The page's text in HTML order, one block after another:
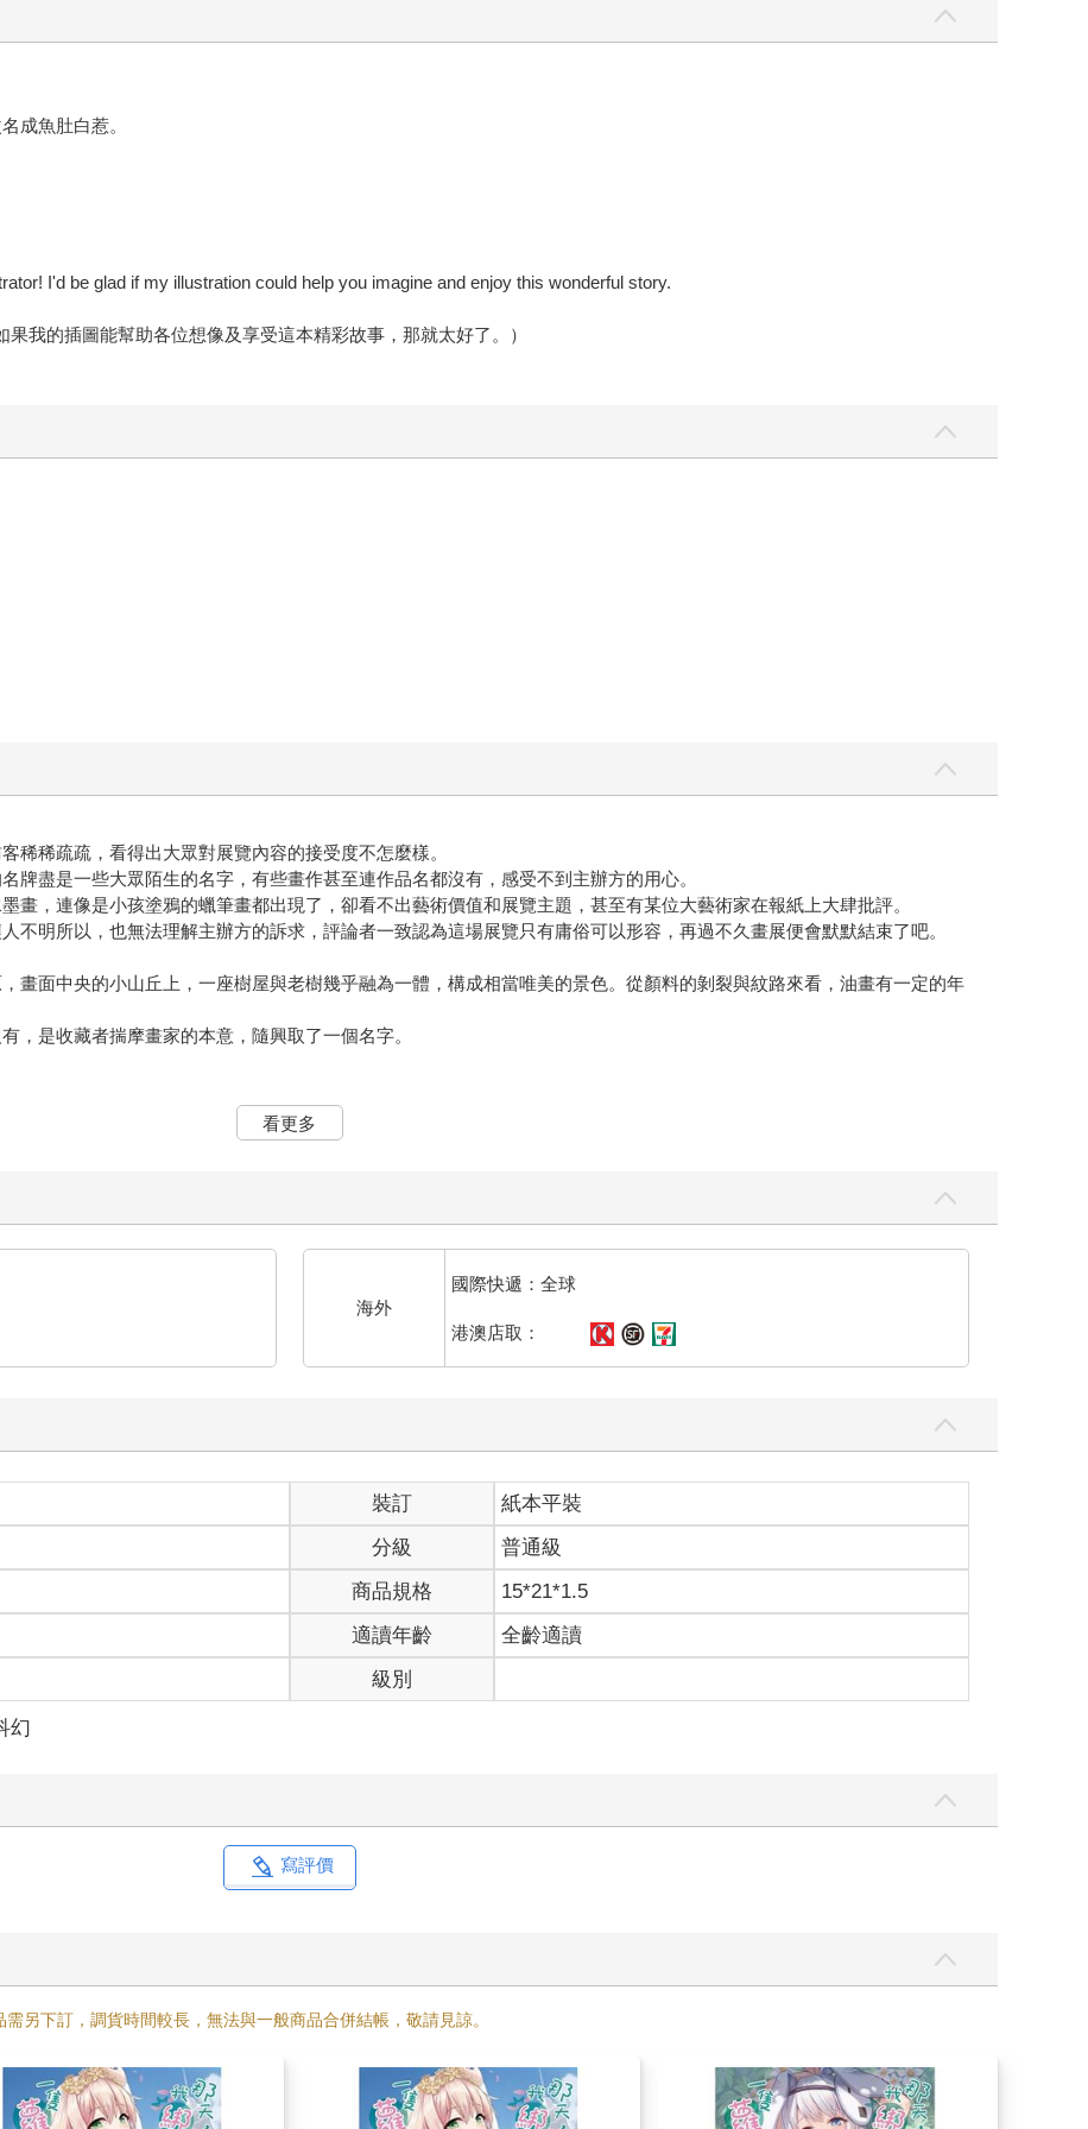
成魚肚白惹。
I'd be glad if my illustration could help you imagine and enjoy this wonderful story.
我的插圖能幫助各位想像及享受這本精彩故事，那就太好了。）
稀稀疏疏，看得出大眾對展覽內容的接受度不怎麼樣。
牌盡是一些大眾陌生的名字，有些畫作甚至連作品名都沒有，感受不到主辦方的用心。
畫，連像是小孩塗鴉的蠟筆畫都出現了，卻看不出藝術價值和展覽主題，甚至有某位大藝術家在報紙上大肆批評。
不明所以，也無法理解主辦方的訴求，評論者一致認為這場展覽只有庸俗可以形容，再過不久畫展便會默默結束了吧。
畫面中央的小山丘上，一座樹屋與老樹幾乎融為一體，構成相當唯美的景色。從顏料的剝裂與紋路來看，油畫有一定的年
，是收藏者揣摩畫家的本意，隨興取了一個名字。
們一群朋友去看此畫，本來只是純粹的風景畫，卻有人看見畫作中多了幾張扭曲的人影。
因交通意外而離世，或者葬身火窟。
吸引了許多好奇者來欣賞。
傳聞那麼誇張的感官體驗。果然只是都市傳說吧，網路上如此評價著。
終平靜。
也是過度白亮的牆壁。
火劈啪響的聲音，是骨頭被燒脆了吧，彷彿連血液都在沸騰著。
，伸出的右手如白蠟般熔解。
左眼球也熔化了，緋紅如淚般滴落地面。
來的苦難，將其視為理所當然的懲罰。
全然的黑暗。
。
彷彿啟動了什麼滅火裝置。但那並非是一般意義上的熄滅，而是碎成無數緋紅的方塊，消散在空氣中。
軀體也在不知不覺間恢復原樣。
望地呢喃，不知對著誰低語著。
巧。
大的櫟樹占據。樹下，靠座著一位黑髮青年，闔上雙眼熟睡著。
看更多
海外
國際快遞：全球
港澳店取：
裝訂
紙本平裝
分級
普通級
商品規格
15*21*1.5
適讀年齡
全齡適讀
級別
幻
寫評價
另下訂，調貨時間較長，無法與一般商品合併結帳，敬請見諒。